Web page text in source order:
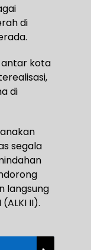
di
antar kota
di
segala
langsung
II).